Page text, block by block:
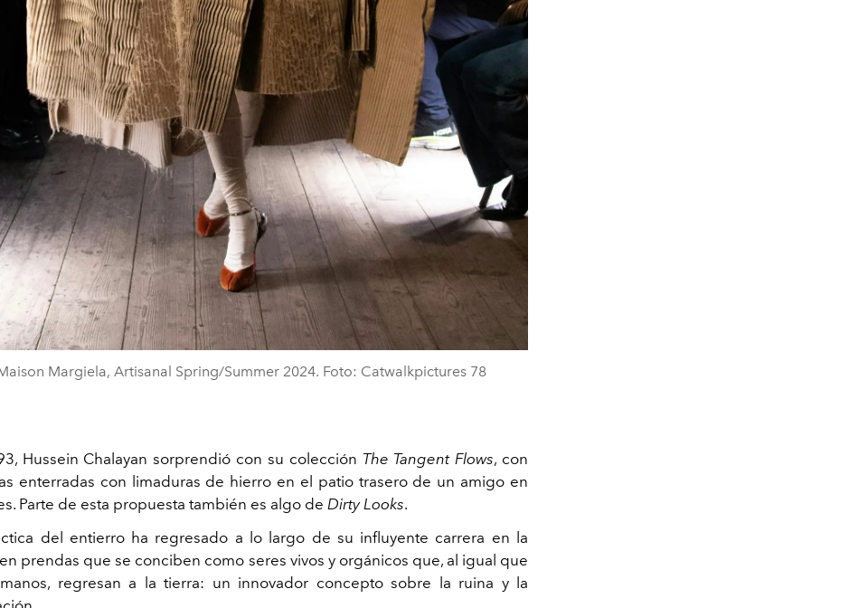
Margiela, Artisanal Spring/Summer 2024. Foto: Catwalkpictures 78
Hussein Chalayan sorprendió con su colección The Tangent Flows, con
enterradas con limaduras de hierro en el patio trasero de un amigo en
Parte de esta propuesta también es algo de Dirty Looks.
del entierro ha regresado a lo largo de su influyente carrera en la
prendas que se conciben como seres vivos y orgánicos que, al igual que
regresan a la tierra: un innovador concepto sobre la ruina y la